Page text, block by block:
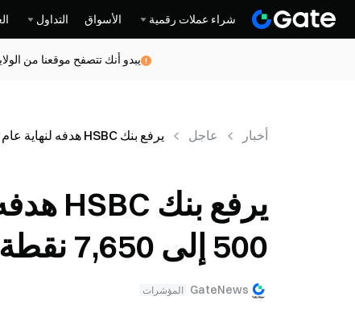
شراء عملات رقمية الأسواق التداول
يبدو أنك تتصفح موقعنا من
أخبار عاجل يرفع بنك HSBC هدفه لنهاية عام 2026 لمؤشر S&P 500 إلى 7,650 نقطة من 7,500
500 إلى 7,650 نقطة من 7,500
GateNews المؤشرات